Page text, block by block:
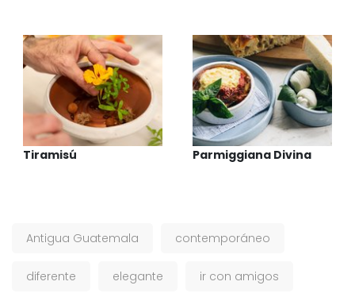
Tiramisú Parmiggiana Divina
Antigua Guatemala contemporáneo
diferente elegante ir con amigos